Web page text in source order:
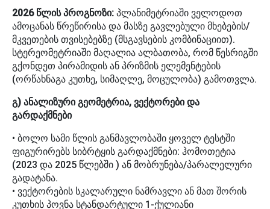
2026 წლის პროგნოზი: პლანიმეტრიაში ველოდოთ
ამოცანას წრეწირისა და მასზე გავლებული მხებების/
მკვეთების თვისებებზე (მსგავსების კომბინაციით).
სტერეომეტრიაში მაღალია ალბათობა, რომ წესრიგში
გქონდეთ პირამიდის ან პრიზმის ელემენტების
(ორწახნაგა კუთხე, სიმაღლე, მოცულობა) გამოთვლა.
გ) ანალიზური გეომეტრია, ვექტორები და
გარდაქმნები
• ბოლო სამი წლის განმავლობაში ყოველ ტესტში
ფიგურირებს სიბრტყის გარდაქმნები: ჰომოთეტია
(2023 და 2025 წლებში ) ან მობრუნება/პარალელური
გადატანა.
• ვექტორების სკალარული ნამრავლი ან მათ შორის
კუთხის პოვნა სტანდარტული 1-ქულიანი